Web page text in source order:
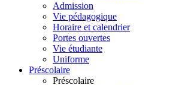
Admission
Vie pédagogique
Horaire et calendrier
Portes ouvertes
Vie étudiante
Uniforme
Préscolaire
Préscolaire